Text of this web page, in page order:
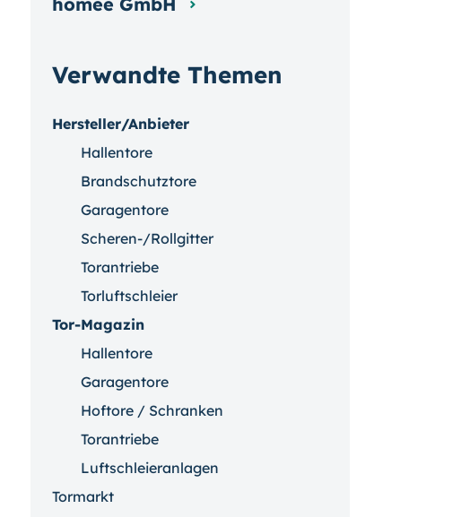
Verwandte Themen
Hersteller/Anbieter
Hallentore
Brandschutztore
Garagentore
Scheren-/Rollgitter
Torantriebe
Torluftschleier
Tor-Magazin
Hallentore
Garagentore
Hoftore / Schranken
Torantriebe
Luftschleieranlagen
Tormarkt